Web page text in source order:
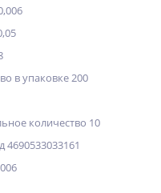
в упаковке 200
количество 10
4690533033161